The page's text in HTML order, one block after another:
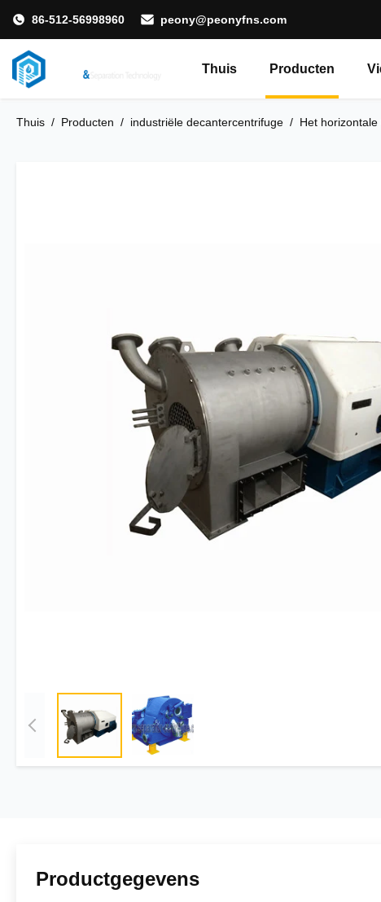
86-512-56998960 peony@peonyfns.com
Thuis Producten
Thuis / Producten / industriële decantercentrifuge / Het
Productgegevens